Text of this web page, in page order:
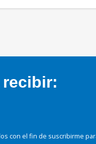
con el fin de suscribirme